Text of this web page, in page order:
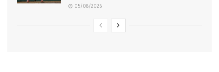
05/08/2026